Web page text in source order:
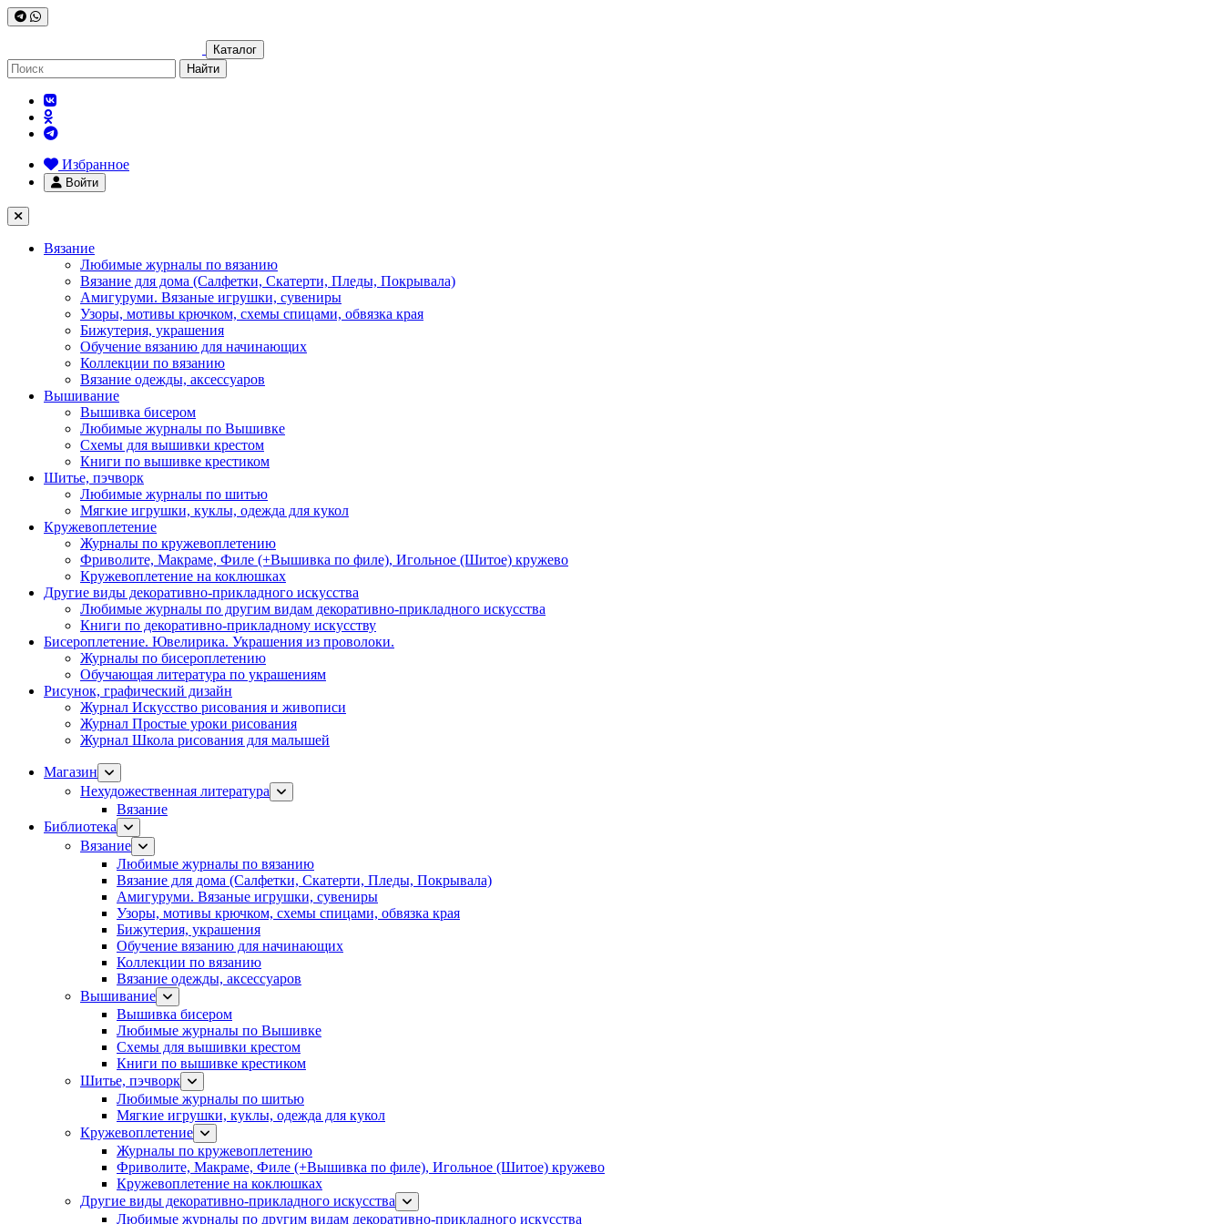
Каталог
Найти
Избранное
Войти
Вязание
Любимые журналы по вязанию
Вязание для дома (Салфетки, Скатерти, Пледы, Покрывала)
Амигуруми. Вязаные игрушки, сувениры
Узоры, мотивы крючком, схемы спицами, обвязка края
Бижутерия, украшения
Обучение вязанию для начинающих
Коллекции по вязанию
Вязание одежды, аксессуаров
Вышивание
Вышивка бисером
Любимые журналы по Вышивке
Схемы для вышивки крестом
Книги по вышивке крестиком
Шитье, пэчворк
Любимые журналы по шитью
Мягкие игрушки, куклы, одежда для кукол
Кружевоплетение
Журналы по кружевоплетению
Фриволите, Макраме, Филе (+Вышивка по филе), Игольное (Шитое) кружево
Кружевоплетение на коклюшках
Другие виды декоративно-прикладного искусства
Любимые журналы по другим видам декоративно-прикладного искусства
Книги по декоративно-прикладному искусству
Бисероплетение. Ювелирика. Украшения из проволоки.
Журналы по бисероплетению
Обучающая литература по украшениям
Рисунок, графический дизайн
Журнал Искусство рисования и живописи
Журнал Простые уроки рисования
Журнал Школа рисования для малышей
Магазин
Нехудожественная литература
Вязание
Библиотека
Вязание
Любимые журналы по вязанию
Вязание для дома (Салфетки, Скатерти, Пледы, Покрывала)
Амигуруми. Вязаные игрушки, сувениры
Узоры, мотивы крючком, схемы спицами, обвязка края
Бижутерия, украшения
Обучение вязанию для начинающих
Коллекции по вязанию
Вязание одежды, аксессуаров
Вышивание
Вышивка бисером
Любимые журналы по Вышивке
Схемы для вышивки крестом
Книги по вышивке крестиком
Шитье, пэчворк
Любимые журналы по шитью
Мягкие игрушки, куклы, одежда для кукол
Кружевоплетение
Журналы по кружевоплетению
Фриволите, Макраме, Филе (+Вышивка по филе), Игольное (Шитое) кружево
Кружевоплетение на коклюшках
Другие виды декоративно-прикладного искусства
Любимые журналы по другим видам декоративно-прикладного искусства